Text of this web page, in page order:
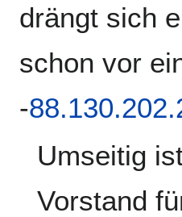
drängt sich
schon vor
-
Umseitig
Vorstand